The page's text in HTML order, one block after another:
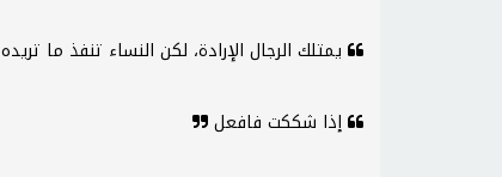
يمتلك الرجال الإرادة، لكن النساء تنفذ ما تريده
إذا شككت فافعل